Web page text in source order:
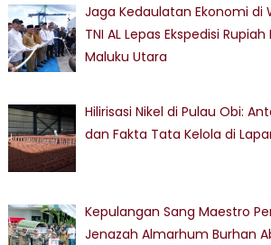
Jaga Kedaulatan Ekonomi di
TNI AL Lepas Ekspedisi
Maluku Utara
Hilirisasi Nikel di Pulau Obi:
dan Fakta Tata Kelola di
Kepulangan Sang Maestro
Jenazah Almarhum Burhan